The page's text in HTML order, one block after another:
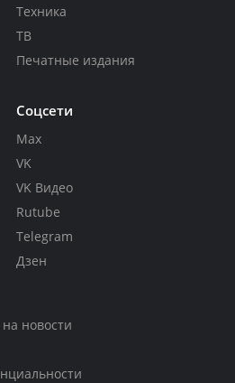
Техника
ТВ
Печатные издания
Соцсети
Max
VK
VK Видео
Rutube
Telegram
Дзен
новости